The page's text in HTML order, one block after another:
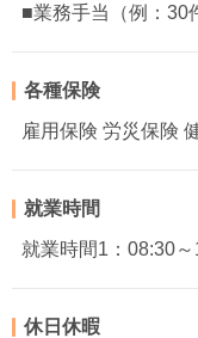
■業務手当（例：30
各種保険
雇用保険 労災保険
就業時間
就業時間1：08:30
休日休暇